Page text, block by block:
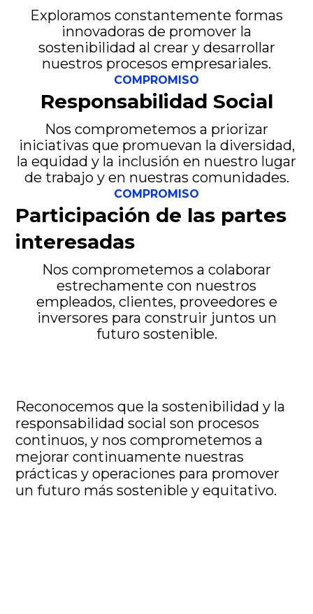
Exploramos constantemente formas
innovadoras de promover la
sostenibilidad al crear y desarrollar
nuestros procesos empresariales.
COMPROMISO
Responsabilidad Social
Nos comprometemos a priorizar
iniciativas que promuevan la diversidad,
la equidad y la inclusión en nuestro lugar
de trabajo y en nuestras comunidades.
COMPROMISO
Participación de las partes
interesadas
Nos comprometemos a colaborar
estrechamente con nuestros
empleados, clientes, proveedores e
inversores para construir juntos un
futuro sostenible.
Reconocemos que la sostenibilidad y la
responsabilidad social son procesos
continuos, y nos comprometemos a
mejorar continuamente nuestras
prácticas y operaciones para promover
un futuro más sostenible y equitativo.